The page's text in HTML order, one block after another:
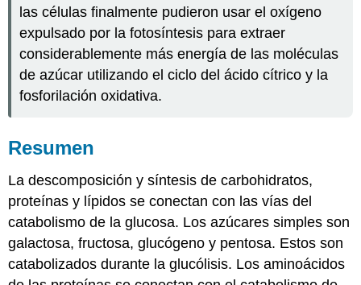
las células finalmente pudieron usar el oxígeno
expulsado por la fotosíntesis para extraer
considerablemente más energía de las moléculas
de azúcar utilizando el ciclo del ácido cítrico y la
fosforilación oxidativa.
Resumen
La descomposición y síntesis de carbohidratos,
proteínas y lípidos se conectan con las vías del
catabolismo de la glucosa. Los azúcares simples son
galactosa, fructosa, glucógeno y pentosa. Estos son
catabolizados durante la glucólisis. Los aminoácidos